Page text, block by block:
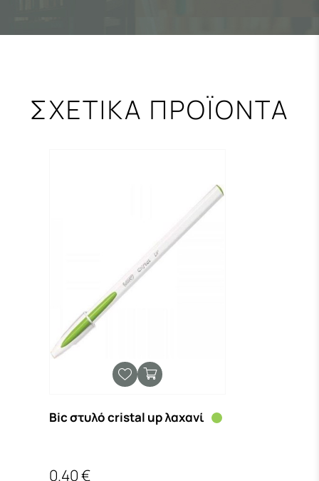
ΣΧΕΤΙΚΑ ΠΡΟΪΟΝΤΑ
Bic στυλό cristal up λαχανί
0.40 €